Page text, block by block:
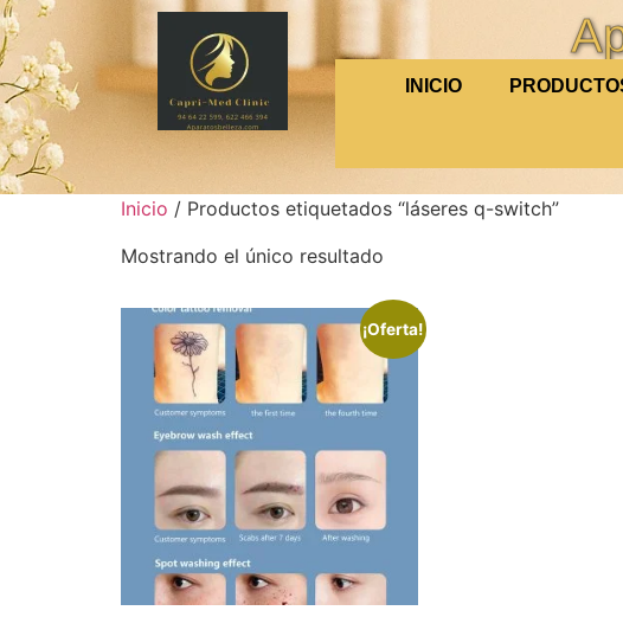
INICIO
Inicio / Productos etiquetados “láseres q-switch”
Mostrando el único resultado
¡Oferta!